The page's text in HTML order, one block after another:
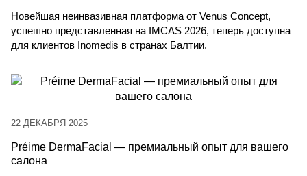
Новейшая неинвазивная платформа от Venus Concept,
успешно представленная на IMCAS 2026, теперь доступна
для клиентов Inomedis в странах Балтии.
22 ДЕКАБРЯ 2025
Préime DermaFacial — премиальный опыт для вашего
салона